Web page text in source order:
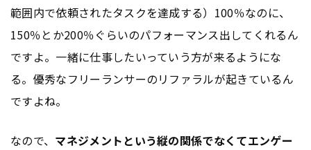
範囲内で依頼されたタスクを達成する）100％なのに、
150％とか200％ぐらいのパフォーマンス出してくれるん
ですよ。一緒に仕事したいっていう方が来るようにな
る。優秀なフリーランサーのリファラルが起きているん
ですよね。
なので、 マネジメントという縦の関係でなくてエンゲー